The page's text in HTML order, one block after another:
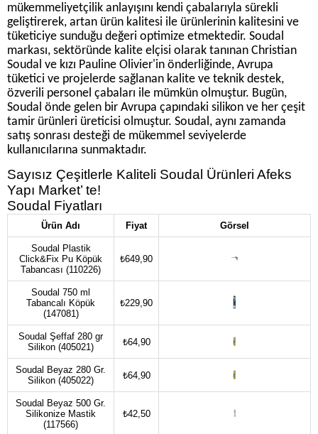
mükemmeliyetçilik anlayışını kendi çabalarıyla sürekli
geliştirerek, artan ürün kalitesi ile ürünlerinin kalitesini ve
tüketiciye sunduğu değeri optimize etmektedir. Soudal
markası, sektöründe kalite elçisi olarak tanınan Christian
Soudal ve kızı Pauline Olivier'in önderliğinde, Avrupa
tüketici ve projelerde sağlanan kalite ve teknik destek,
özverili personel çabaları ile mümkün olmuştur. Bugün,
Soudal önde gelen bir Avrupa çapındaki silikon ve her çeşit
tamir ürünleri üreticisi olmuştur. Soudal, aynı zamanda
satış sonrası desteği de mükemmel seviyelerde
kullanıcılarına sunmaktadır.
Sayısız Çeşitlerle Kaliteli Soudal Ürünleri Afeks
Yapı Market’ te!
Soudal Fiyatları
Ürün Adı Fiyat Görsel
Soudal Plastik
Click&Fix Pu Köpük
Tabancası (110226)
₺649,90
Soudal 750 ml
Tabancalı Köpük
(147081)
₺229,90
Soudal Şeffaf 280 gr
Silikon (405021)
₺64,90
Soudal Beyaz 280 Gr.
Silikon (405022)
₺64,90
Soudal Beyaz 500 Gr.
Silikonize Mastik
(117566)
₺42,50